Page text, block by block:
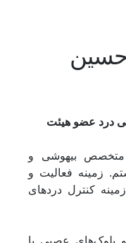
درد عضو هیئت
متخصص بیهوشی و
زمینه فعالیت و
کنترل دردهای
و بلوک‌های عصبی با